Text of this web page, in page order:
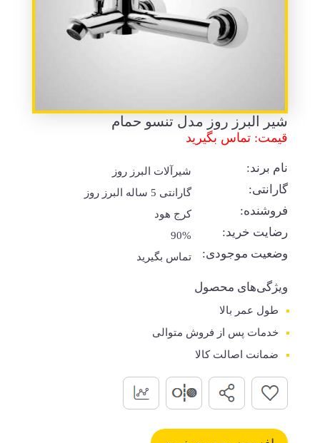
شیر البرز روز مدل تنسو حمام
قیمت: تماس بگیرید
نام برند: شیرآلات البرز روز
گارانتی: گارانتی 5 ساله البرز روز
فروشنده: کرج هود
رضایت خرید: 90%
وضعیت موجودی: تماس بگیرید
ویژگی‌های محصول
طول عمر بالا
خدمات پس از فروش متوالی
ضمانت اصالت کالا